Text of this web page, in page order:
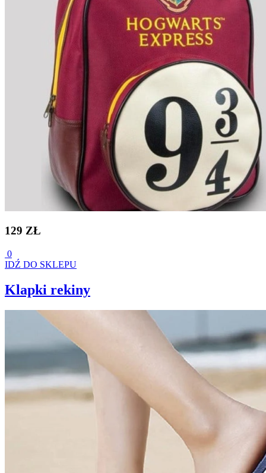
129 ZŁ
0
IDŹ DO SKLEPU
Klapki rekiny